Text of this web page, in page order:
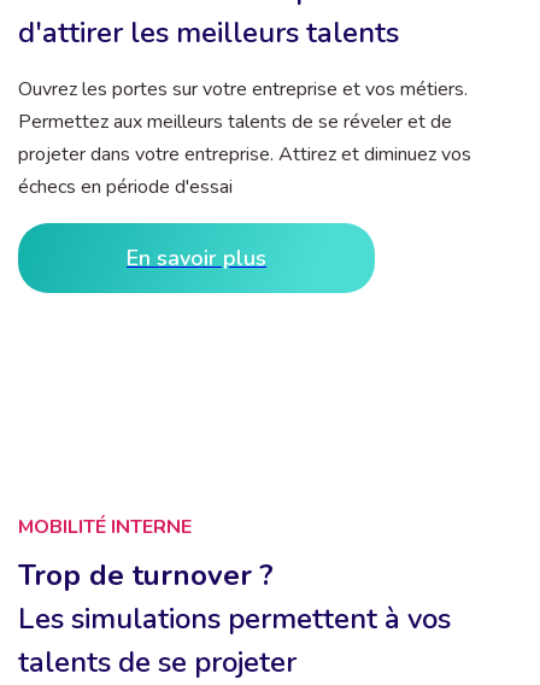
d'attirer les meilleurs talents
Ouvrez les portes sur votre entreprise et vos métiers.
Permettez aux meilleurs talents de se réveler et de
projeter dans votre entreprise. Attirez et diminuez vos
échecs en période d'essai
En savoir plus
MOBILITÉ INTERNE
Trop de turnover ?
Les simulations permettent à vos
talents de se projeter